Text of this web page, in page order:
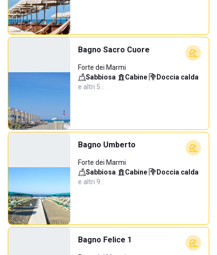
Bagno Sacro Cuore
Forte dei Marmi
Sabbiosa· Cabine· Doccia calda·
e altri 5…
Bagno Umberto
Forte dei Marmi
Sabbiosa· Cabine· Doccia calda·
e altri 9…
Bagno Felice 1